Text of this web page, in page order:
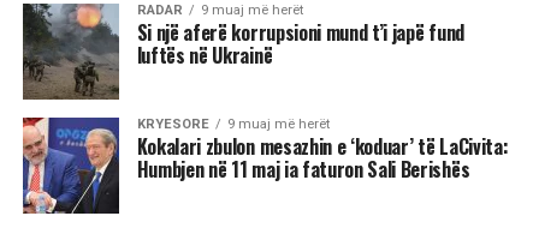
RADAR 9 muaj më herët
Si një aferë korrupsioni mund t’i japë fund
luftës në Ukrainë
KRYESORE 9 muaj më herët
Kokalari zbulon mesazhin e ‘koduar’ të LaCivita:
Humbjen në 11 maj ia faturon Sali Berishës